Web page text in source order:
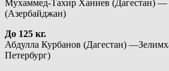
Мухаммед-Тахир Ханиев (Дагестан)
(Азербайджан)
До 125 кг.
Абдулла Курбанов (Дагестан)
Петербург)